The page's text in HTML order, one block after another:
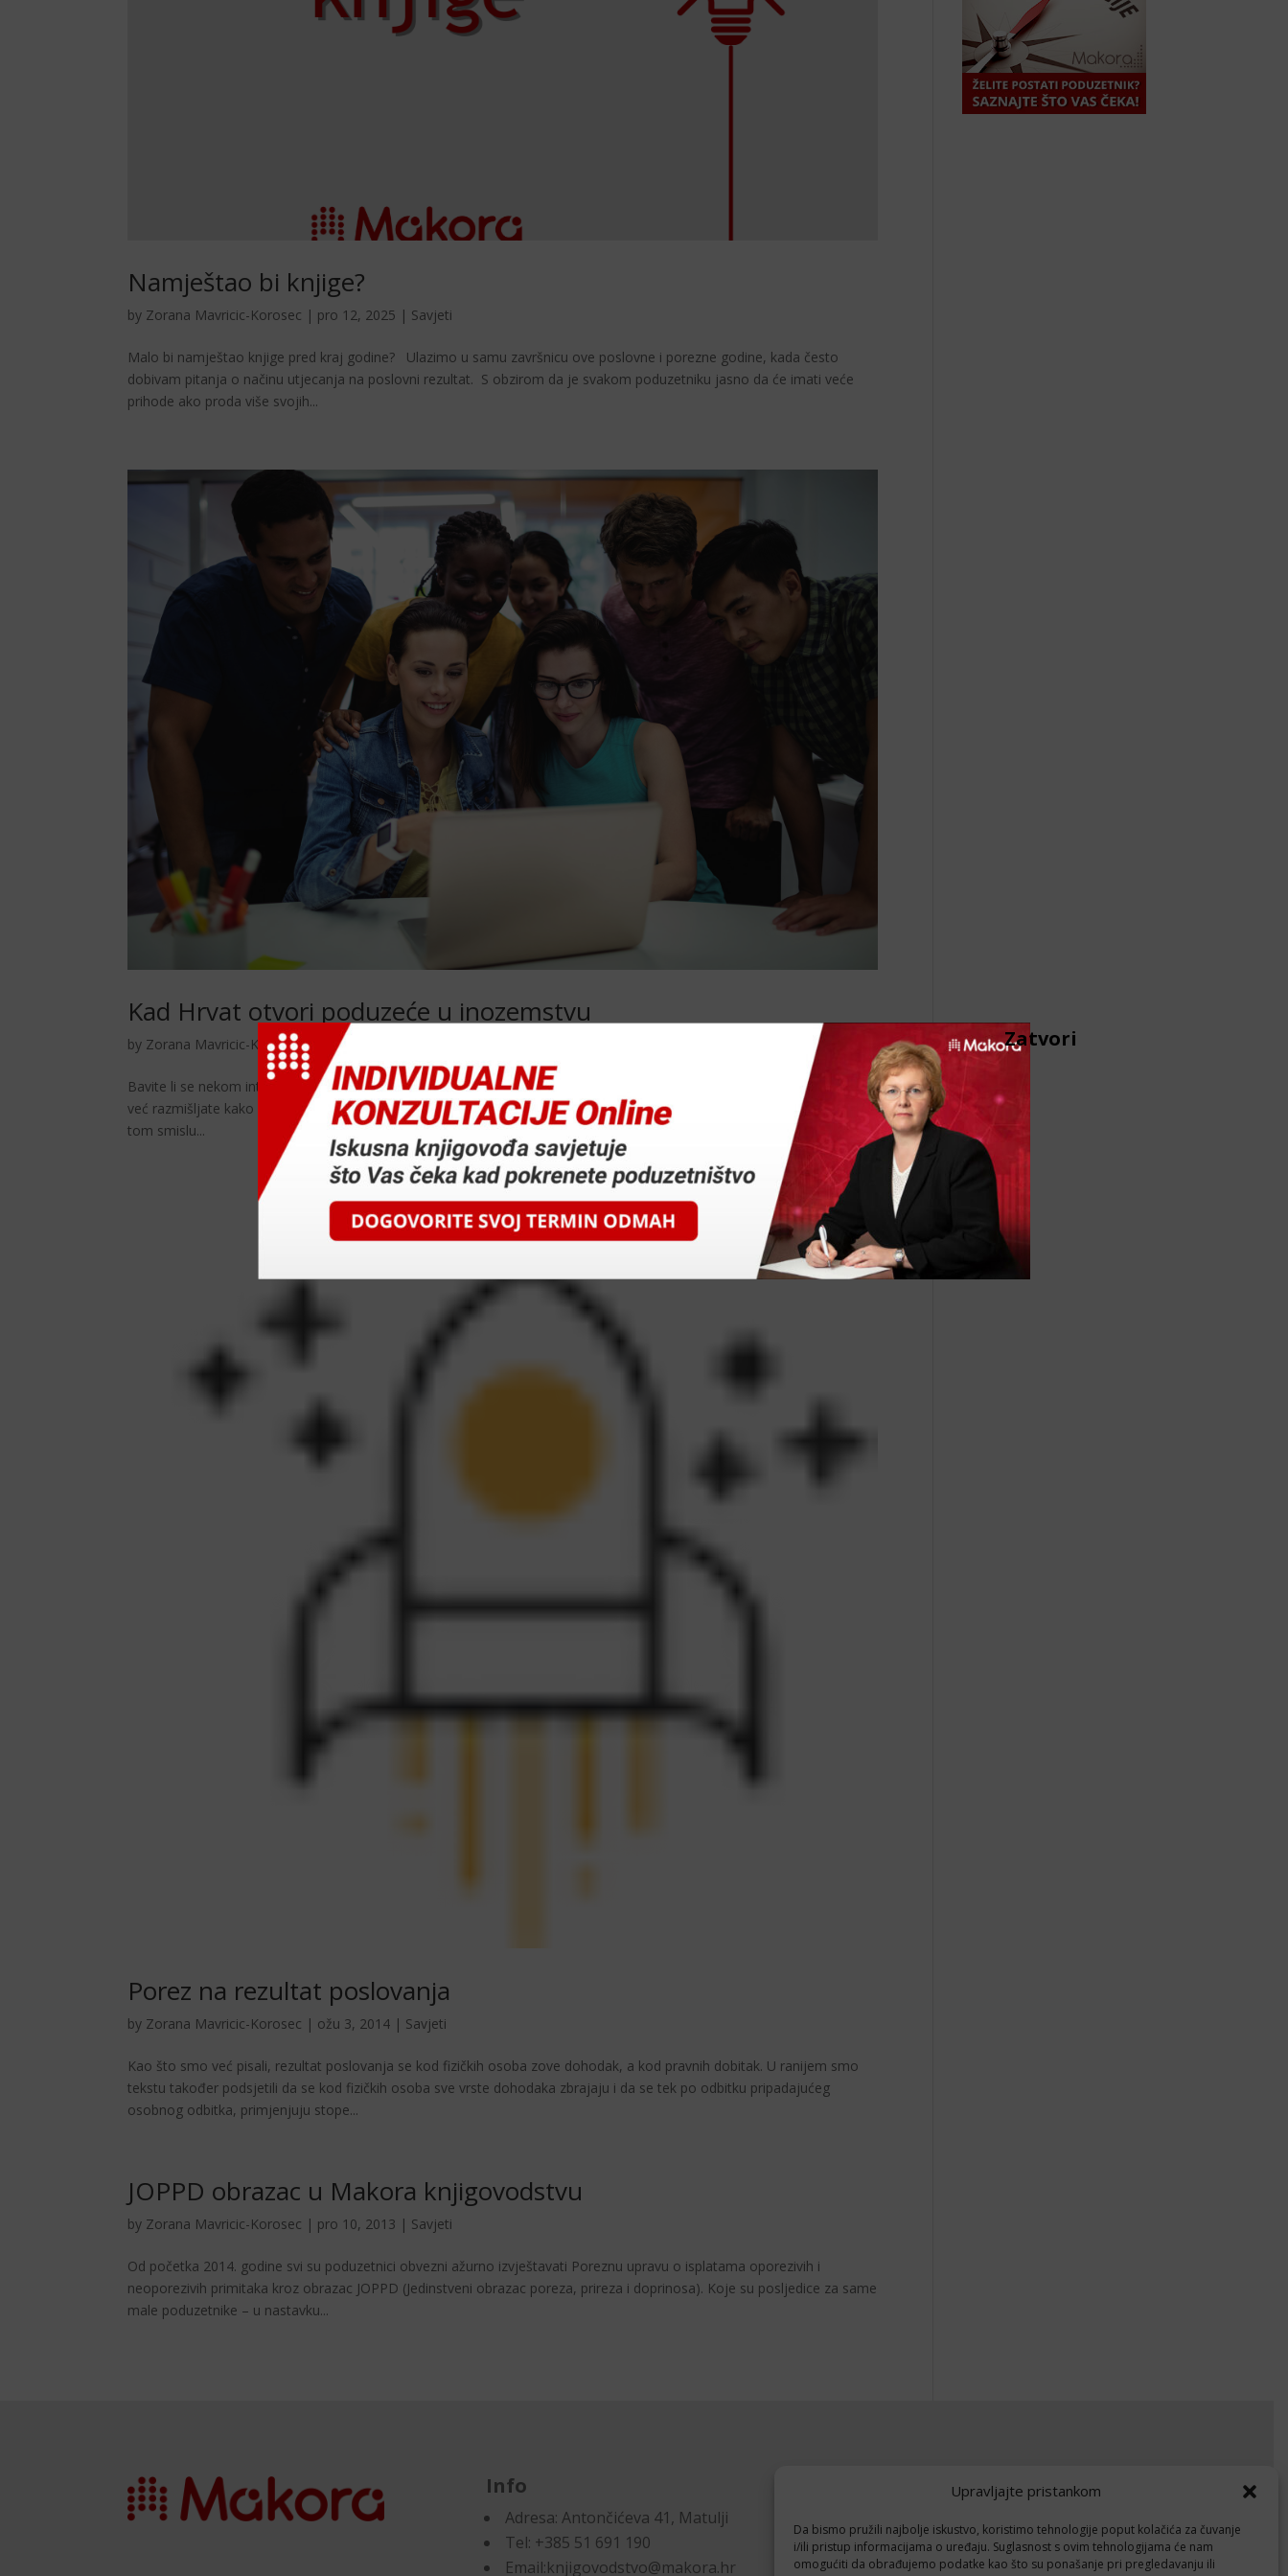
Upravljajte pristankom
Da bismo pružili najbolje iskustvo, koristimo tehnologije poput kolačića za čuvanje
i/ili pristup informacijama o uređaju. Suglasnost s ovim tehnologijama će nam
omogućiti da obrađujemo podatke kao što su ponašanje pri pregledavanju ili
Namještao bi knjige?
by Zorana Mavricic-Korosec | pro 12, 2025 | Savjeti
Malo bi namještao knjige pred kraj godine? Ulazimo u samu završnicu ove poslovne i porezne godine, kada često
dobivam pitanja o načinu utjecanja na poslovni rezultat. S obzirom da je svakom poduzetniku jasno da će imati veće
prihode ako proda više svojih...
Kad Hrvat otvori poduzeće u inozemstvu
by Zorana Mavricic-Korosec| ruj 22, 2015
Bavite li se nekom intelektualnom uslugom, koju plasirate putem interneta, vjerojatno su vam profiti dovoljno veliki da
već razmišljate kako da smanjite nivo poreznog opterećenja. Jer – istini za volju – u lijepoj našoj vjerojatno vam je u
tom smislu...
Porez na rezultat poslovanja
by Zorana Mavricic-Korosec | ožu 3, 2014| Savjeti
Kao što smo već pisali, rezultat poslovanja se kod fizičkih osoba zove dohodak, a kod pravnih dobitak. U ranijem smo
tekstu također podsjetili da se kod fizičkih osoba sve vrste dohodaka zbrajaju i da se tek po odbitku pripadajućeg
osobnog odbitka, primjenjuju stope...
JOPPD obrazac u Makora knjigovodstvu
by Zorana Mavricic-Korosec | pro 10, 2013 | Savjeti
Od početka 2014. godine svi su poduzetnici obvezni ažurno izvještavati Poreznu upravu o isplatama oporezivih i
neoporezivih primitaka kroz obrazac JOPPD (Jedinstveni obrazac poreza, prireza i doprinosa). Koje su posljedice za same
male poduzetnike – u nastavku...
Info
Adresa: Antončićeva 41, Matulji
Tel: +385 51 691 190
Email:knjigovodstvo@makora.hr
Dokumenti
Pravila privatnosti
Politika kolačića (EU)
Zatvori